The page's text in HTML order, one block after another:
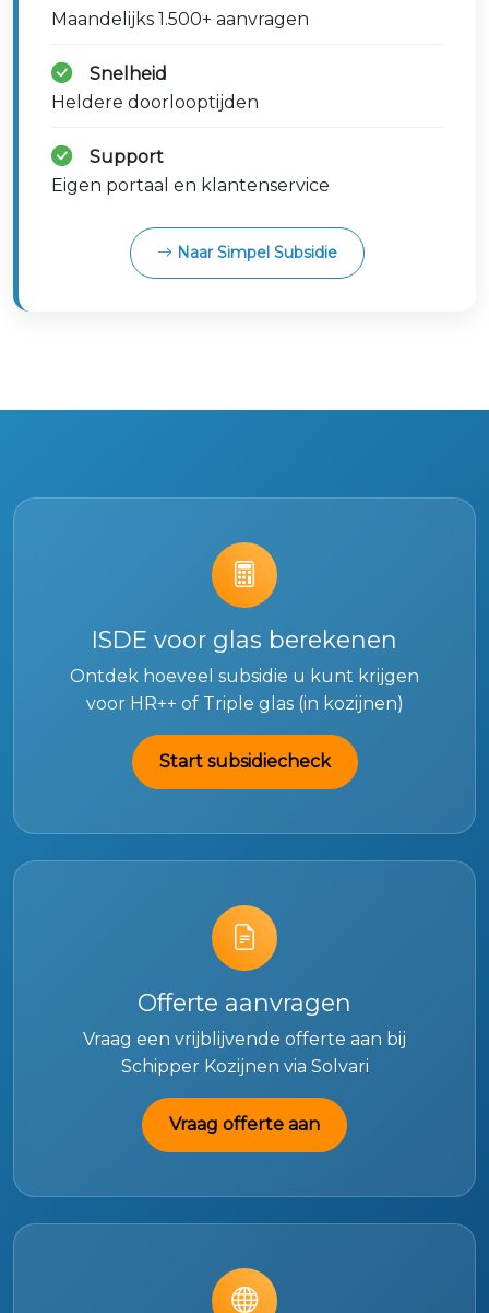
Maandelijks 1.500+ aanvragen
Snelheid
Heldere doorlooptijden
Support
Eigen portaal en klantenservice
Naar Simpel Subsidie
ISDE voor glas berekenen
Ontdek hoeveel subsidie u kunt krijgen
voor HR++ of Triple glas (in kozijnen)
Start subsidiecheck
Offerte aanvragen
Vraag een vrijblijvende offerte aan bij
Schipper Kozijnen via Solvari
Vraag offerte aan